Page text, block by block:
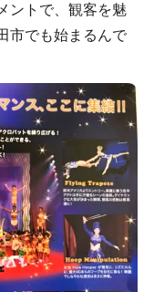
ントで、観客を魅
市でも始まるんで